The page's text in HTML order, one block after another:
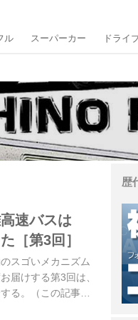
ル スーパーカー ドライ
速バスは
［第3回］
スゴいメカニズム
届けする第3回は、
る。（この記事は
歴